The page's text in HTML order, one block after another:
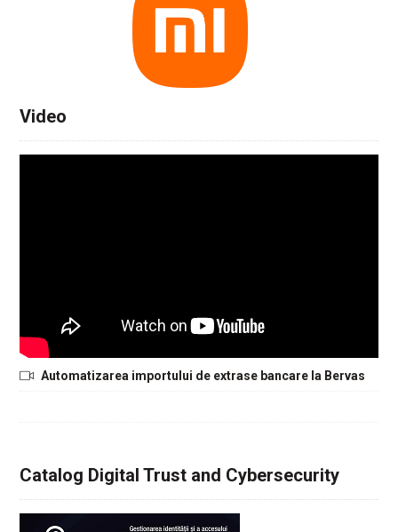
Video
Automatizarea importului de extrase bancare la Bervas
Catalog Digital Trust and Cybersecurity